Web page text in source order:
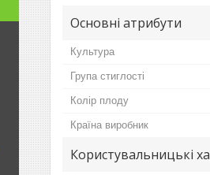
Основні атрибути
Культура
Група стиглості
Колір плоду
Країна виробник
Користувальницькі